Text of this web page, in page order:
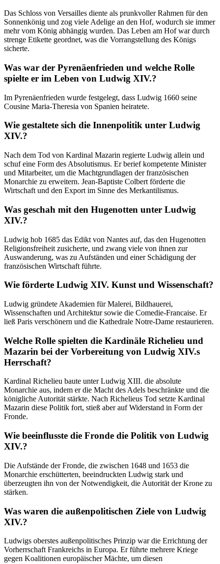
Das Schloss von Versailles diente als prunkvoller Rahmen für den
Sonnenkönig und zog viele Adelige an den Hof, wodurch sie immer
mehr vom König abhängig wurden. Das Leben am Hof war durch
strenge Etikette geordnet, was die Vorrangstellung des Königs
sicherte.
Was war der Pyrenäenfrieden und welche Rolle
spielte er im Leben von Ludwig XIV.?
Im Pyrenäenfrieden wurde festgelegt, dass Ludwig 1660 seine
Cousine Maria-Theresia von Spanien heiratete.
Wie gestaltete sich die Innenpolitik unter Ludwig
XIV.?
Nach dem Tod von Kardinal Mazarin regierte Ludwig allein und
schuf eine Form des Absolutismus. Er berief kompetente Minister
und Mitarbeiter, um die Machtgrundlagen der französischen
Monarchie zu erweitern. Jean-Baptiste Colbert förderte die
Wirtschaft und den Export im Sinne des Merkantilismus.
Was geschah mit den Hugenotten unter Ludwig
XIV.?
Ludwig hob 1685 das Edikt von Nantes auf, das den Hugenotten
Religionsfreiheit zusicherte, und zwang viele von ihnen zur
Auswanderung, was zu Aufständen und einer Schädigung der
französischen Wirtschaft führte.
Wie förderte Ludwig XIV. Kunst und Wissenschaft?
Ludwig gründete Akademien für Malerei, Bildhauerei,
Wissenschaften und Architektur sowie die Comedie-Francaise. Er
ließ Paris verschönern und die Kathedrale Notre-Dame restaurieren.
Welche Rolle spielten die Kardinäle Richelieu und
Mazarin bei der Vorbereitung von Ludwig XIV.s
Herrschaft?
Kardinal Richelieu baute unter Ludwig XIII. die absolute
Monarchie aus, indem er die Macht des Adels beschränkte und die
königliche Autorität stärkte. Nach Richelieus Tod setzte Kardinal
Mazarin diese Politik fort, stieß aber auf Widerstand in Form der
Fronde.
Wie beeinflusste die Fronde die Politik von Ludwig
XIV.?
Die Aufstände der Fronde, die zwischen 1648 und 1653 die
Monarchie erschütterten, beeindruckten Ludwig stark und
überzeugten ihn von der Notwendigkeit, die Autorität der Krone zu
stärken.
Was waren die außenpolitischen Ziele von Ludwig
XIV.?
Ludwigs oberstes außenpolitisches Prinzip war die Errichtung der
Vorherrschaft Frankreichs in Europa. Er führte mehrere Kriege
gegen Koalitionen europäischer Mächte, um diesen